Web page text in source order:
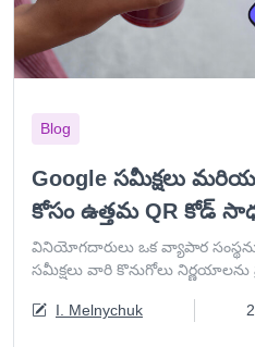
Blog
Google సమీక్షలు
కోసం ఉత్తమ QR కోడ్
వినియోగదారులు ఒక వ్యాపార
సమీక్షలు వారి కొనుగోలు
I. Melnychuk